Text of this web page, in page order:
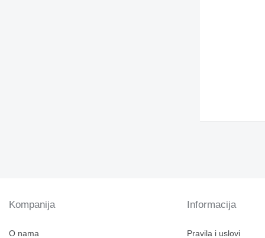
Kompanija
O nama
Informacija
Pravila i uslovi